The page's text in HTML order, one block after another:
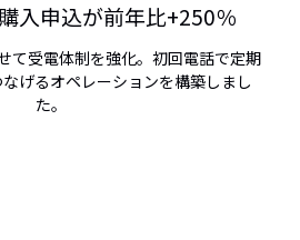
入申込が前年比+250％
て受電体制を強化。初回電話で定期
げるオペレーションを構築しまし
た。